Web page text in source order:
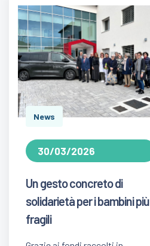
News
30/03/2026
Un gesto concreto di
solidarietà per i bambini più
fragili